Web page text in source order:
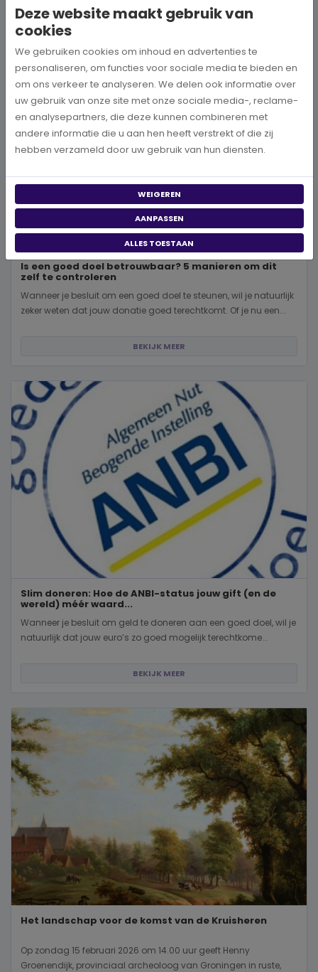
BEKIJK MEER
Is een goed doel betrouwbaar? 5 manieren om dit
zelf te controleren
Wanneer je besluit om een goed doel te steunen, wil je natuurlijk
zeker weten dat jouw donatie goed terechtkomt. Of je nu een...
BEKIJK MEER
Slim doneren: Hoe de ANBI-status jouw gift (en de
wereld) méér waard...
Wanneer je besluit om geld te doneren aan een goed doel, wil je
natuurlijk dat jouw euro’s zo goed mogelijk terechtkome...
BEKIJK MEER
Het landschap voor de komst van de Kruisheren
Op zondag 15 februari 2026 om 14.00 uur geeft Henny
Groenendijk, provinciaal archeoloog van Groningen in ruste,
Deze website maakt gebruik van
cookies
We gebruiken cookies om inhoud en advertenties te
personaliseren, om functies voor sociale media te bieden en
om ons verkeer te analyseren. We delen ook informatie over
uw gebruik van onze site met onze sociale media-, reclame-
en analysepartners, die deze kunnen combineren met
andere informatie die u aan hen heeft verstrekt of die zij
hebben verzameld door uw gebruik van hun diensten.
WEIGEREN
AANPASSEN
ALLES TOESTAAN